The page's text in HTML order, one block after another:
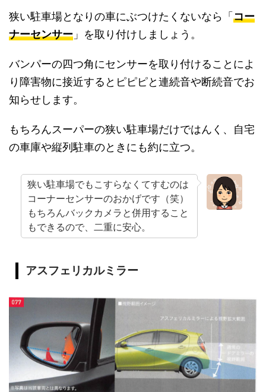
狭い駐車場となりの車にぶつけたくないなら「 コー
ナーセンサー 」を取り付けしましょう。
バンパーの四つ角にセンサーを取り付けることによ
り障害物に接近するとピピピと連続音や断続音でお
知らせします。
もちろんスーパーの狭い駐車場だけではんく、自宅
の車庫や縦列駐車のときにも約に立つ。
狭い駐車場でもこすらなくてすむのは
コーナーセンサーのおかげです（笑）
もちろんバックカメラと併用すること
もできるので、二重に安心。
アスフェリカルミラー